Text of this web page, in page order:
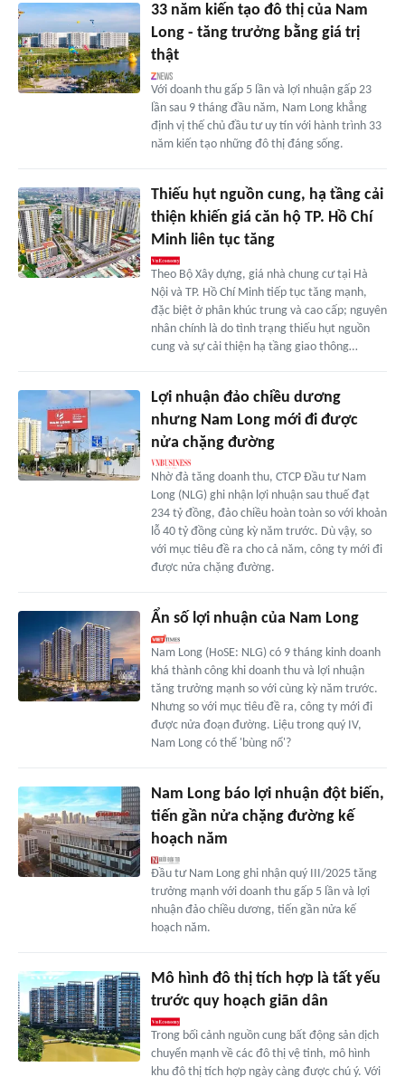
33 năm kiến tạo đô thị của Nam
Long - tăng trưởng bằng giá trị
thật
Với doanh thu gấp 5 lần và lợi nhuận gấp 23
lần sau 9 tháng đầu năm, Nam Long khẳng
định vị thế chủ đầu tư uy tín với hành trình 33
năm kiến tạo những đô thị đáng sống.
Thiếu hụt nguồn cung, hạ tầng cải
thiện khiến giá căn hộ TP. Hồ Chí
Minh liên tục tăng
Theo Bộ Xây dựng, giá nhà chung cư tại Hà
Nội và TP. Hồ Chí Minh tiếp tục tăng mạnh,
đặc biệt ở phân khúc trung và cao cấp; nguyên
nhân chính là do tình trạng thiếu hụt nguồn
cung và sự cải thiện hạ tầng giao thông…
Lợi nhuận đảo chiều dương
nhưng Nam Long mới đi được
nửa chặng đường
Nhờ đà tăng doanh thu, CTCP Đầu tư Nam
Long (NLG) ghi nhận lợi nhuận sau thuế đạt
234 tỷ đồng, đảo chiều hoàn toàn so với khoản
lỗ 40 tỷ đồng cùng kỳ năm trước. Dù vậy, so
với mục tiêu đề ra cho cả năm, công ty mới đi
được nửa chặng đường.
Ẩn số lợi nhuận của Nam Long
Nam Long (HoSE: NLG) có 9 tháng kinh doanh
khá thành công khi doanh thu và lợi nhuận
tăng trưởng mạnh so với cùng kỳ năm trước.
Nhưng so với mục tiêu đề ra, công ty mới đi
được nửa đoạn đường. Liệu trong quý IV,
Nam Long có thể 'bùng nổ'?
Nam Long báo lợi nhuận đột biến,
tiến gần nửa chặng đường kế
hoạch năm
Đầu tư Nam Long ghi nhận quý III/2025 tăng
trưởng mạnh với doanh thu gấp 5 lần và lợi
nhuận đảo chiều dương, tiến gần nửa kế
hoạch năm.
Mô hình đô thị tích hợp là tất yếu
trước quy hoạch giãn dân
Trong bối cảnh nguồn cung bất động sản dịch
chuyển mạnh về các đô thị vệ tinh, mô hình
khu đô thị tích hợp ngày càng được chú ý. Với